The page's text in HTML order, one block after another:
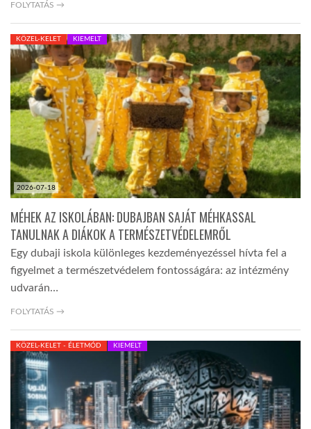
FOLYTATÁS →
2026-07-18
KÖZEL-KELET KIEMELT
MÉHEK AZ ISKOLÁBAN: DUBAJBAN SAJÁT MÉHKASSAL
TANULNAK A DIÁKOK A TERMÉSZETVÉDELEMRŐL
Egy dubaji iskola különleges kezdeményezéssel hívta fel a
figyelmet a természetvédelem fontosságára: az intézmény
udvarán…
FOLYTATÁS →
KÖZEL-KELET - ÉLETMÓD KIEMELT